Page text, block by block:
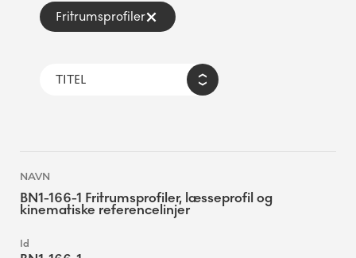
Fritrumsprofiler
BN1-166-1 Fritrumsprofiler, læsseprofil og
kinematiske referencelinjer